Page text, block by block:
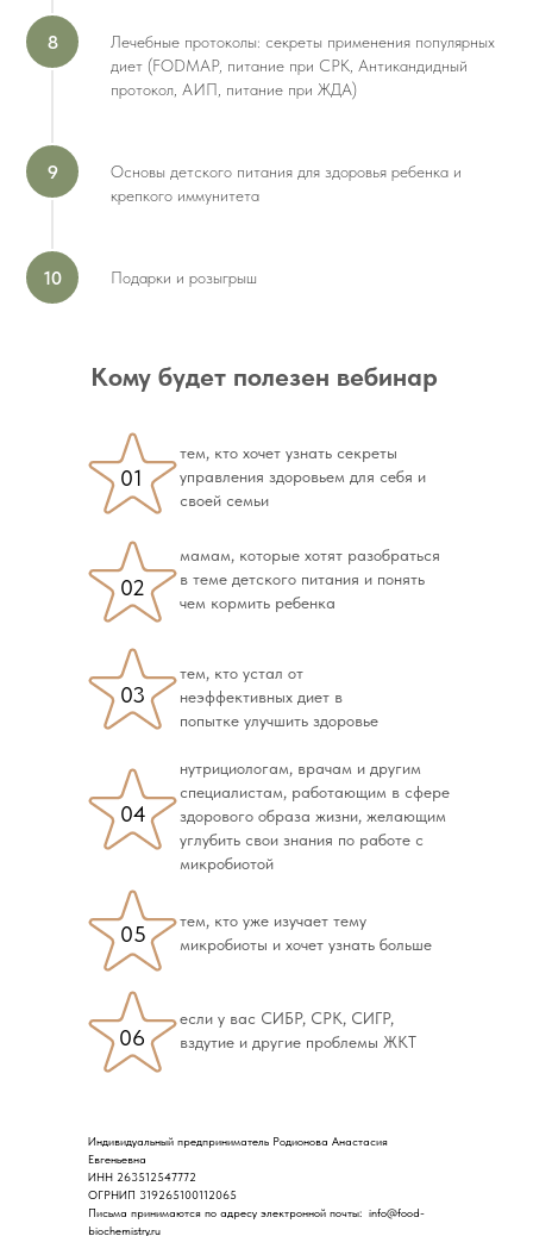
Лечебные протоколы: секреты применения популярных
диет (FODMAP, питание при СРК, Антикандидный
протокол, АИП, питание при ЖДА)
Основы детского питания для здоровья ребенка и
крепкого иммунитета
Подарки и розыгрыш
нутрициологам, врачам и другим
специалистам, работающим в сфере
здорового образа жизни, желающим
углубить свои знания по работе с
микробиотой
тем, кто хочет узнать секреты
управления здоровьем для себя и
своей семьи
тем, кто устал от
неэффективных диет в
попытке улучшить здоровье
тем, кто уже изучает тему
микробиоты и хочет узнать больше
мамам, которые хотят разобраться
в теме детского питания и понять
чем кормить ребенка
Кому будет полезен вебинар
01
02
03
04
05
если у вас СИБР, СРК, СИГР,
вздутие и другие проблемы ЖКТ
06
Ограничение ответственности
Индивидуальный предприниматель Родионова Анастасия
Евгеньевна
ИНН 263512547772
ОГРНИП 319265100112065
Письма принимаются по адресу электронной почты: ‌ info@food-
biochemistry.ru